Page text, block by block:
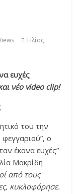
Ηλίας
ευχές
νέο video clip!
του την
ο
έκανα ευχές”
Μακρίδη
από τους
κυκλοφόρησε.